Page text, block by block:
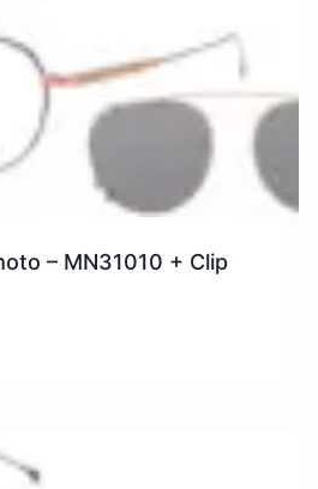
– MN31010 + Clip